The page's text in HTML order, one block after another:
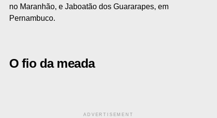
no Maranhão, e Jaboatão dos Guararapes, em
Pernambuco.
O fio da meada
ADVERTISEMENT